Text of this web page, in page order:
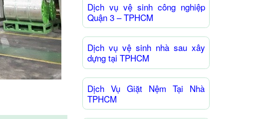
Dịch vụ vệ sinh công nghiệp
Quận 3 – TPHCM
Dịch vụ vệ sinh nhà sau xây
dựng tại TPHCM
Dịch Vụ Giặt Nệm Tại Nhà
TPHCM